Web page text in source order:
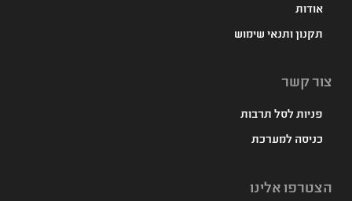
אודות
תקנון ותנאי שימוש
צור קשר
פניות לסל תרבות
כניסה למערכת
הצטרפו אלינו